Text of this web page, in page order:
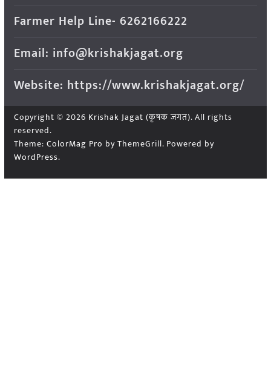
Farmer Help Line- 6262166222
Email: info@krishakjagat.org
Website: https://www.krishakjagat.org/
Copyright © 2026 Krishak Jagat (कृषक जगत). All rights
reserved.
Theme: ColorMag Pro by ThemeGrill. Powered by
WordPress.